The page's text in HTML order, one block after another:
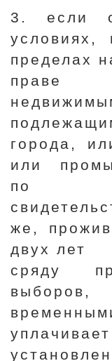
3. если
условиях,
пределах
праве
города,
или
по
же,
двух лет
сряду